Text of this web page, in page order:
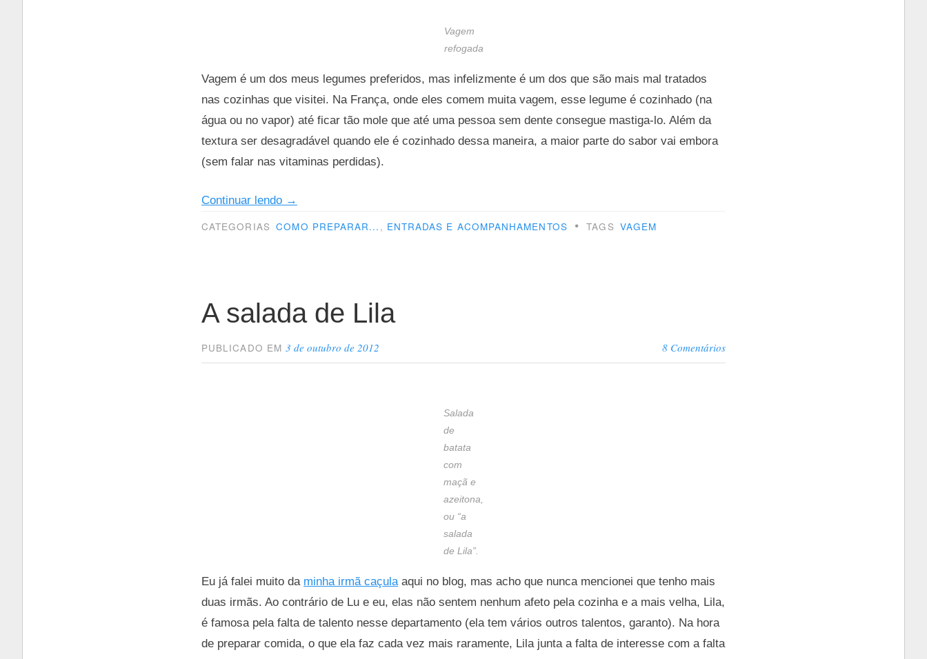
Vagem
refogada
Vagem é um dos meus legumes preferidos, mas infelizmente é um dos que são mais mal tratados
nas cozinhas que visitei. Na França, onde eles comem muita vagem, esse legume é cozinhado (na
água ou no vapor) até ficar tão mole que até uma pessoa sem dente consegue mastiga-lo. Além da
textura ser desagradável quando ele é cozinhado dessa maneira, a maior parte do sabor vai embora
(sem falar nas vitaminas perdidas).
Continuar lendo “Como
preparar
→
CATEGORIAS COMO PREPARAR... , ENTRADAS E ACOMPANHAMENTOS • TAGS VAGEM
A salada de Lila
PUBLICADO EM3 de outubro de 2012 8 Comentários
Salada
de
batata
com
maçã e
azeitona,
ou “a
salada
de Lila”.
Eu já falei muito da minha irmã caçulaaqui no blog, mas acho que nunca mencionei que tenho mais
duas irmãs. Ao contrário de Lu e eu, elas não sentem nenhum afeto pela cozinha e a mais velha, Lila,
é famosa pela falta de talento nesse departamento (ela tem vários outros talentos, garanto). Na hora
de preparar comida, o que ela faz cada vez mais raramente, Lila junta a falta de interesse com a falta